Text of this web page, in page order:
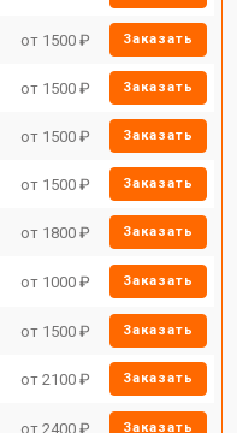
от 1500 ₽ Заказать
от 1500 ₽ Заказать
от 1500 ₽ Заказать
от 1500 ₽ Заказать
от 1800 ₽ Заказать
от 1000 ₽ Заказать
от 1500 ₽ Заказать
от 2100 ₽ Заказать
от 2400 ₽ Заказать